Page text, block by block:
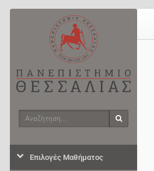
Αναζήτηση
Επιλογές Μαθήματος